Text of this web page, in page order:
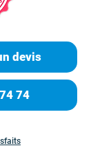
devis
74